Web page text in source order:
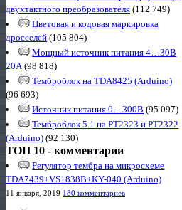
двухтактного преобразователя (112 749)
Цветовая и кодовая маркировка
дросселей (105 804)
Мощный источник питания 4…30В
20А(98 818)
Темброблок на TDA8425 (Arduino)
(96 693)
Источник питания 0…300В (95 097)
Темброблок 5.1 на PT2323 и PT2322
(Arduino) (92 130)
ТОП 10 - комментарии
Регулятор тембра на микросхеме
TDA7439+VS1838B+KY-040 (Arduino)
11 января, 2019 180 комментариев